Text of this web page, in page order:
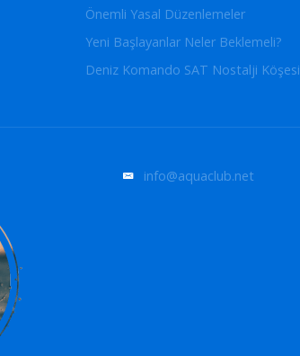
Önemli Yasal Düzenlemeler
Yeni Başlayanlar Neler Beklemeli?
Deniz Komando SAT Nostalji Köşesi
info@aquaclub.net